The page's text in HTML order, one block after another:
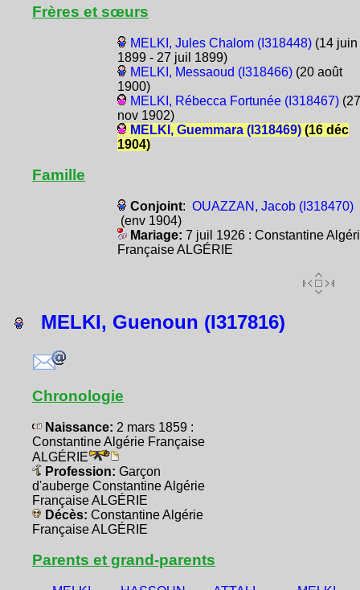
Frères et sœurs
MELKI, Jules Chalom (I318448)(14 juin
1899 - 27 juil 1899)
MELKI, Messaoud (I318466)(20 août
1900)
MELKI, Rébecca Fortunée (I318467)(27
nov 1902)
MELKI, Guemmara (I318469)(16 déc
1904)
Famille
Conjoint: OUAZZAN, Jacob (I318470)
(env 1904)
Mariage: 7 juil 1926 : Constantine
Française ALGÉRIE
MELKI, Guenoun (I317816)
Chronologie
Naissance: 2 mars 1859 :
Constantine Algérie Française
ALGÉRIE
Profession: Garçon
d'auberge Constantine Algérie
Française ALGÉRIE
Décès: Constantine Algérie
Française ALGÉRIE
Parents et grand-parents